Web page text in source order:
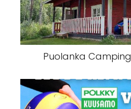
Puolanka